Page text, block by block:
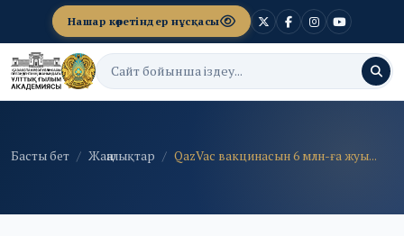
Нашар көретіндер нұсқасы
Басты бет Жаңалықтар QazVac вакцинасын 6 млн-ға жуы...